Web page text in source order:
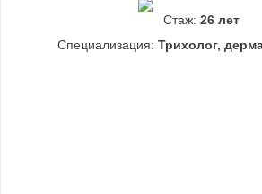
Стаж: 26 лет
Специализация: Трихолог,